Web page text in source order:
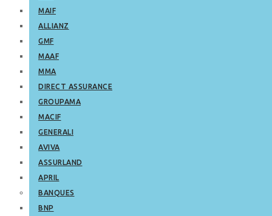
MAIF
ALLIANZ
GMF
MAAF
MMA
DIRECT ASSURANCE
GROUPAMA
MACIF
GENERALI
AVIVA
ASSURLAND
APRIL
BANQUES
BNP